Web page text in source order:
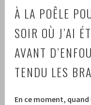
À LA POÊLE
SOIR OÙ J’AI
AVANT
TENDU LES
En ce moment, quand